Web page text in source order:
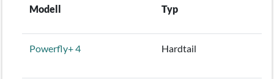
Modell Typ
Powerfly+ 4 Hardtail